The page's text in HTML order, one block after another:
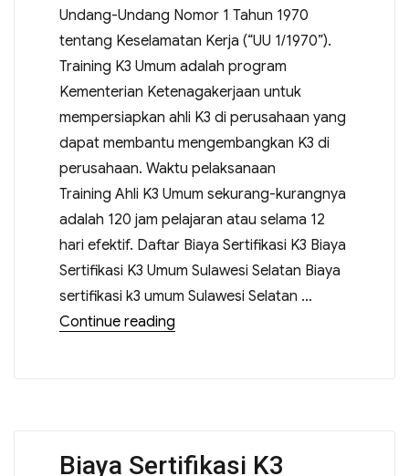
Undang-Undang Nomor 1 Tahun 1970
tentang Keselamatan Kerja (“UU 1/1970”).
Training K3 Umum adalah program
Kementerian Ketenagakerjaan untuk
mempersiapkan ahli K3 di perusahaan yang
dapat membantu mengembangkan K3 di
perusahaan. Waktu pelaksanaan
Training Ahli K3 Umum sekurang-kurangnya
adalah 120 jam pelajaran atau selama 12
hari efektif. Daftar Biaya Sertifikasi K3 Biaya
Sertifikasi K3 Umum Sulawesi Selatan Biaya
sertifikasi k3 umum Sulawesi Selatan …
Continue reading
Biaya Sertifikasi K3